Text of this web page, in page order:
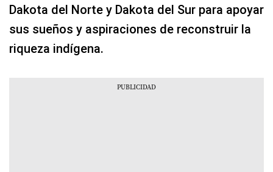
Dakota del Norte y Dakota del Sur para apoyar
sus sueños y aspiraciones de reconstruir la
riqueza indígena.